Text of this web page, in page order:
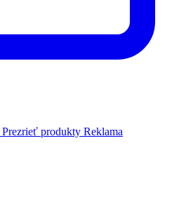
Prezrieť produkty Reklama